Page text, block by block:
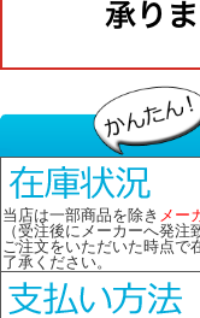
当店は一部商品を除き メー
（受注後にメーカーへ発注
ご注文をいただいた時点で
了承ください。